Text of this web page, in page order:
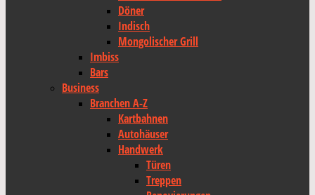
Döner
Indisch
Mongolischer Grill
Imbiss
Bars
Business
Branchen A-Z
Kartbahnen
Autohäuser
Handwerk
Türen
Treppen